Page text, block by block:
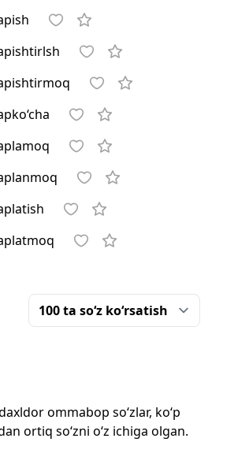
ommabop so‘zlar, ko‘p
ortiq so‘zni o‘z ichiga olgan.